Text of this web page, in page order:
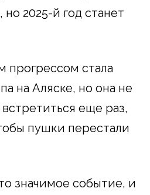
2025-й год станет
прогрессом стала
на Аляске, но она не
еще раз,
пушки перестали
значимое событие, и